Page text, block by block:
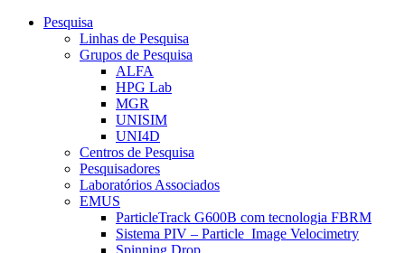
Pesquisa
Linhas de Pesquisa
Grupos de Pesquisa
ALFA
HPG Lab
MGR
UNISIM
UNI4D
Centros de Pesquisa
Pesquisadores
Laboratórios Associados
EMUS
ParticleTrack G600B com tecnologia FBRM
Sistema PIV – Particle Image Velocimetry
Spinning Drop